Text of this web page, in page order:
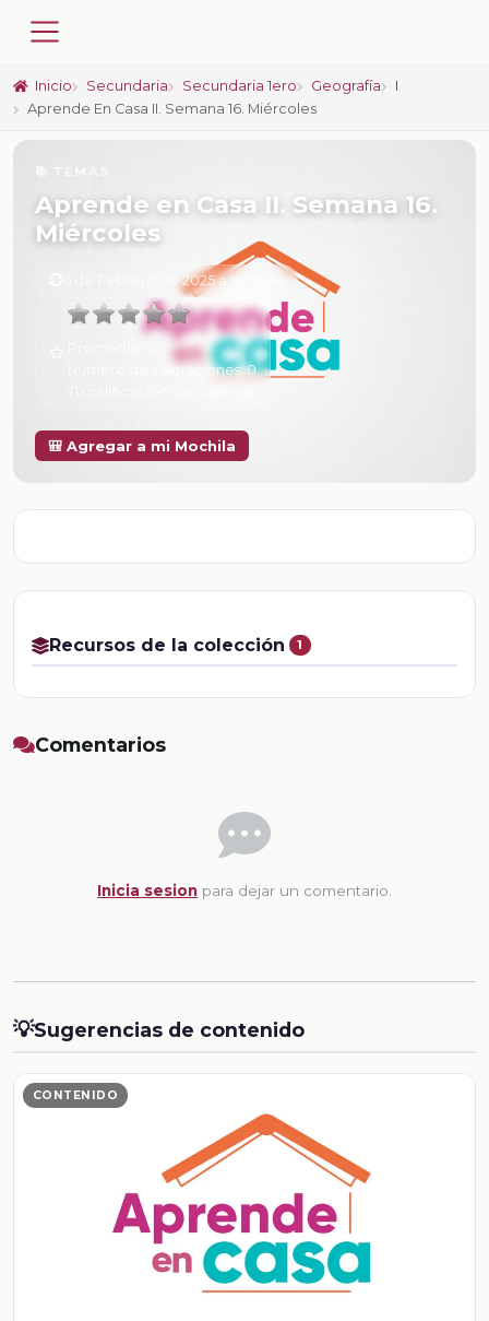
Inicio Secundaria Secundaria 1ero Geografía
I
Aprende En Casa II. Semana 16. Miércoles
Aprende en Casa II. Semana 16.
Miércoles
6 de Febrero de 2025 a las 16:36
Número de valoraciones:0
🎒 Agregar a mi Mochila
Recursos de la colección 1
Comentarios
Inicia sesion para dejar un comentario.
💡Sugerencias de contenido
CONTENIDO